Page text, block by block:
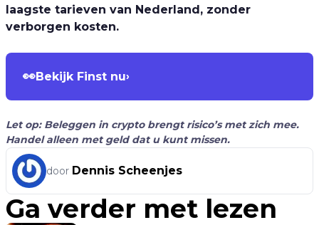
laagste tarieven van Nederland, zonder
verborgen kosten.
👀Bekijk Finst nu›
Let op: Beleggen in crypto brengt risico’s met zich mee.
Handel alleen met geld dat u kunt missen.
door Dennis Scheenjes
Ga verder met lezen